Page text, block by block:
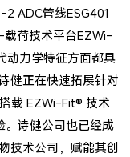
ADC管线ESG401
载荷技术平台EZWi-
动力学特征方面都具
健正在快速拓展针对
载 EZWi-Fit® 技术
。诗健公司也已经成
技术公司，赋能其创